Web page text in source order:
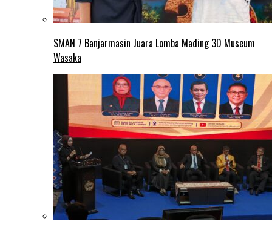
SMAN 7 Banjarmasin Juara Lomba Mading 3D Museum
Wasaka